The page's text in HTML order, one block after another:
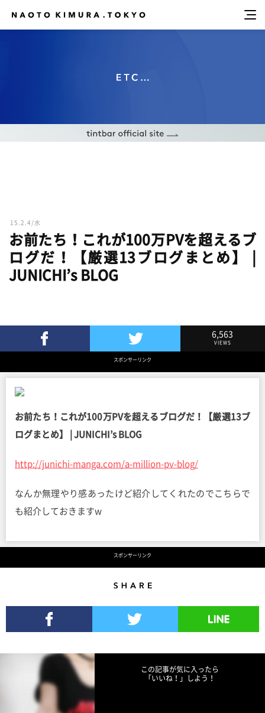
15.2.4/水
お前たち！これが100万PVを超えるブ
ログだ！【厳選13ブログまとめ】 |
JUNICHI’s BLOG
Twitterでツイート
6,563
VIEWS
スポンサーリンク
お前たち！これが100万PVを超えるブログだ！【厳選13ブ
ログまとめ】 | JUNICHI’s BLOG
http://junichi-manga.com/a-million-pv-blog/
なんか無理やり感あったけど紹介してくれたのでこちらで
も紹介しておきますw
スポンサーリンク
この記事が気に入ったら
「いいね！」しよう！